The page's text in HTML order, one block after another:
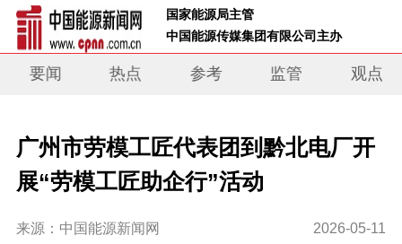
国家能源局主管
中国能源传媒集团有限公司主办
要闻 热点 参考 监管 观点
广州市劳模工匠代表团到黔北电厂开
展“劳模工匠助企行”活动
来源：中国能源新闻网 2026-05-11